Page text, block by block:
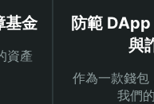
金
資產
防範
與
作為一款錢包
我們